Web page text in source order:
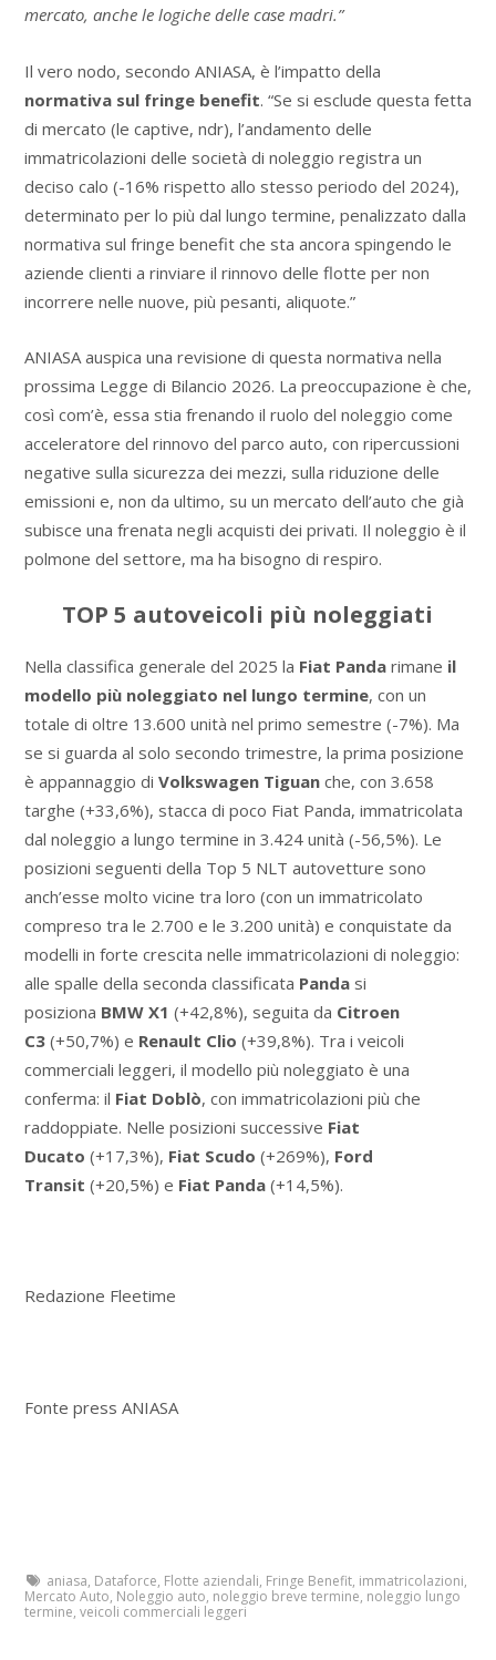
mercato, anche le logiche delle case madri.”
Il vero nodo, secondo ANIASA, è l’impatto della
normativa sul fringe benefit. “Se si esclude questa fetta
di mercato (le captive, ndr), l’andamento delle
immatricolazioni delle società di noleggio registra un
deciso calo (-16% rispetto allo stesso periodo del 2024),
determinato per lo più dal lungo termine, penalizzato dalla
normativa sul fringe benefit che sta ancora spingendo le
aziende clienti a rinviare il rinnovo delle flotte per non
incorrere nelle nuove, più pesanti, aliquote.”
ANIASA auspica una revisione di questa normativa nella
prossima Legge di Bilancio 2026. La preoccupazione è che,
così com’è, essa stia frenando il ruolo del noleggio come
acceleratore del rinnovo del parco auto, con ripercussioni
negative sulla sicurezza dei mezzi, sulla riduzione delle
emissioni e, non da ultimo, su un mercato dell’auto che già
subisce una frenata negli acquisti dei privati. Il noleggio è il
polmone del settore, ma ha bisogno di respiro.
TOP 5 autoveicoli più noleggiati
Nella classifica generale del 2025 la Fiat Pandarimane il
modello più noleggiato nel lungo termine, con un
totale di oltre 13.600 unità nel primo semestre (-7%). Ma
se si guarda al solo secondo trimestre, la prima posizione
è appannaggio di Volkswagen Tiguanche, con 3.658
targhe (+33,6%), stacca di poco Fiat Panda, immatricolata
dal noleggio a lungo termine in 3.424 unità (-56,5%). Le
posizioni seguenti della Top 5 NLT autovetture sono
anch’esse molto vicine tra loro (con un immatricolato
compreso tra le 2.700 e le 3.200 unità) e conquistate da
modelli in forte crescita nelle immatricolazioni di noleggio:
alle spalle della seconda classificata Pandasi
posiziona BMW X1 (+42,8%), seguita da Citroen
C3(+50,7%) e Renault Clio (+39,8%). Tra i veicoli
commerciali leggeri, il modello più noleggiato è una
conferma: il Fiat Doblò, con immatricolazioni più che
raddoppiate. Nelle posizioni successive Fiat
Ducato (+17,3%), Fiat Scudo (+269%), Ford
Transit (+20,5%) e Fiat Panda(+14,5%).
Redazione Fleetime
Fonte press ANIASA
aniasa, Dataforce, Flotte aziendali, Fringe Benefit, immatricolazioni,
Mercato Auto, Noleggio auto, noleggio breve termine, noleggio lungo
termine, veicoli commerciali leggeri